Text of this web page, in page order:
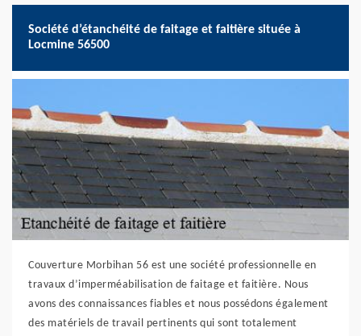
Société d’étanchéité de faitage et faitière située à
Locmine 56500
Couverture Morbihan 56 est une société professionnelle en
travaux d’imperméabilisation de faitage et faitière. Nous
avons des connaissances fiables et nous possédons également
des matériels de travail pertinents qui sont totalement